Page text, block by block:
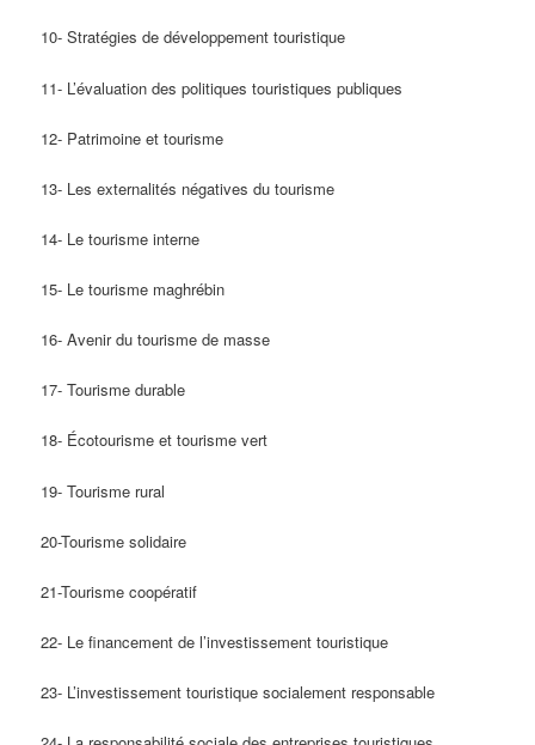
10- Stratégies de développement touristique
11- L’évaluation des politiques touristiques publiques
12- Patrimoine et tourisme
13- Les externalités négatives du tourisme
14- Le tourisme interne
15- Le tourisme maghrébin
16- Avenir du tourisme de masse
17- Tourisme durable
18- Écotourisme et tourisme vert
19- Tourisme rural
20-Tourisme solidaire
21-Tourisme coopératif
22- Le financement de l’investissement touristique
23- L’investissement touristique socialement responsable